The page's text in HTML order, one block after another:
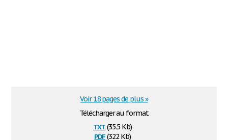
Télécharger au format
txt(35.5 Kb)
pdf(322 Kb)
Voir 18 pages de plus »